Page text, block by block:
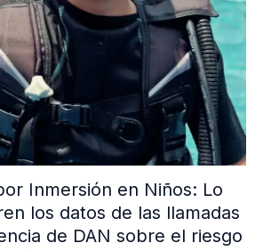
Inmersión en Niños: Lo
los datos de las llamadas
de DAN sobre el riesgo